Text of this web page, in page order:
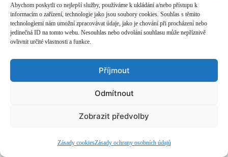
Abychom poskytli co nejlepší služby, používáme k ukládání a/nebo přístupu k
informacím o zařízení, technologie jako jsou soubory cookies. Souhlas s těmito
technologiemi nám umožní zpracovávat údaje, jako je chování při procházení nebo
jedinečná ID na tomto webu. Nesouhlas nebo odvolání souhlasu může nepříznivě
ovlivnit určité vlastnosti a funkce.
Příjmout
Odmítnout
Zobrazit předvolby
Zásady cookiesZásady ochrany osobních údajů
ČASOPIS O JINÉ HUDBĚ | vydáváHudební informační středisko
založeno 2001 | Kontaktujte nás: info@hisvoice.cz
©2026 HISvoice – design a adminAtelier Dokument